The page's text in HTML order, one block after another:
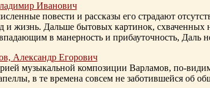
Иванович
повести и рассказы его страдают
и жизнь. Дальше бытовых картинок, схваченных
в манерность и прибауточность, Даль
Александр Егорович
музыкальной композиции Варламов, по-
в те времена совсем не заботившейся об